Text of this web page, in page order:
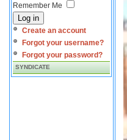
Remember Me
Log in
Create an account
Forgot your username?
Forgot your password?
SYNDICATE